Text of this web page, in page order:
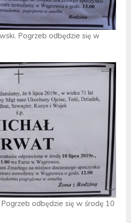
Pogrzeb odbędzie się w
Pogrzeb odbędzie się w środę 10